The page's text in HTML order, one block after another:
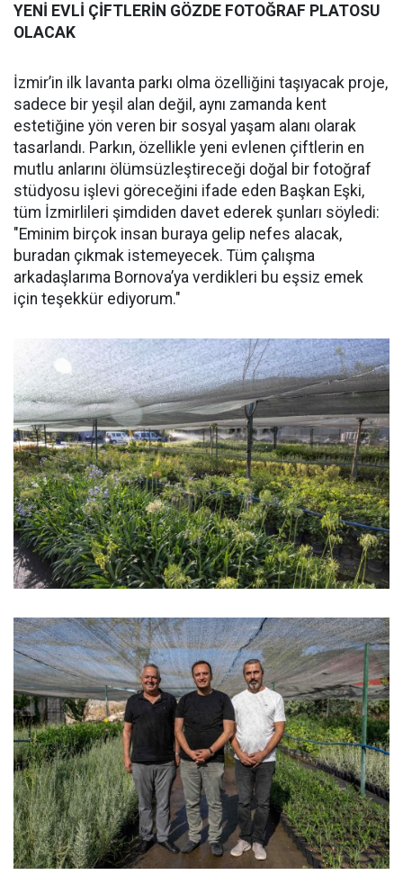
YENİ EVLİ ÇİFTLERİN GÖZDE FOTOĞRAF PLATOSU
OLACAK
İzmir’in ilk lavanta parkı olma özelliğini taşıyacak proje,
sadece bir yeşil alan değil, aynı zamanda kent
estetiğine yön veren bir sosyal yaşam alanı olarak
tasarlandı. Parkın, özellikle yeni evlenen çiftlerin en
mutlu anlarını ölümsüzleştireceği doğal bir fotoğraf
stüdyosu işlevi göreceğini ifade eden Başkan Eşki,
tüm İzmirlileri şimdiden davet ederek şunları söyledi:
"Eminim birçok insan buraya gelip nefes alacak,
buradan çıkmak istemeyecek. Tüm çalışma
arkadaşlarıma Bornova’ya verdikleri bu eşsiz emek
için teşekkür ediyorum."